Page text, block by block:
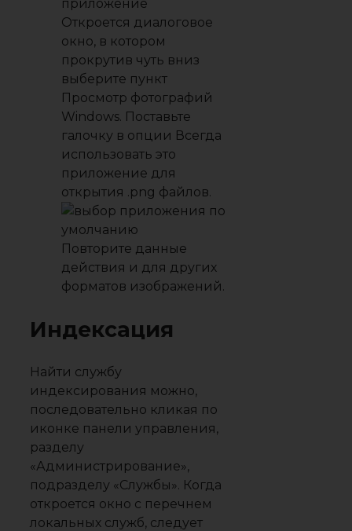
Откроется диалоговое
окно, в котором
прокрутив чуть вниз
выберите пункт
Просмотр фотографий
Windows. Поставьте
галочку в опции Всегда
использовать это
приложение для
открытия .png файлов.
Повторите данные
действия и для других
форматов изображений.
Индексация
Найти службу
индексирования можно,
последовательно кликая по
иконке панели управления,
разделу
«Администрирование»,
подразделу «Службы». Когда
откроется окно с перечнем
локальных служб, следует